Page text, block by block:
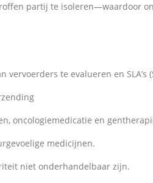
partij te isoleren—waardoor
te evalueren en
oncologiemedicatie en
medicijnen.
niet onderhandelbaar zijn.